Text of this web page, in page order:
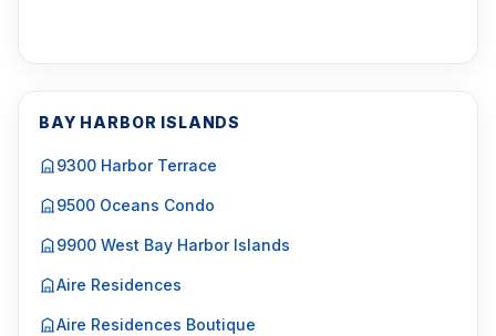
BAY HARBOR ISLANDS
9300 Harbor Terrace
9500 Oceans Condo
9900 West Bay Harbor Islands
Aire Residences
Aire Residences Boutique